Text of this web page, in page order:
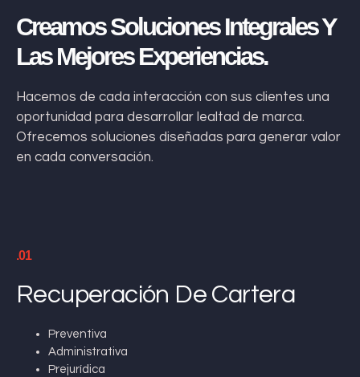
Creamos Soluciones Integrales Y
Las Mejores Experiencias.
Hacemos de cada interacción con sus clientes una
oportunidad para desarrollar lealtad de marca.
Ofrecemos soluciones diseñadas para generar valor
en cada conversación.
.01
Recuperación De Cartera
Preventiva
Administrativa
Prejurídica